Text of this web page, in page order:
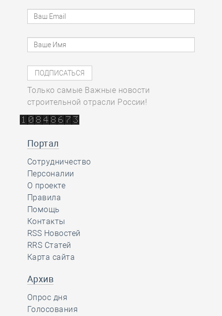
Только самые Важные новости
строительной отрасли России!
Портал
Сотрудничество
Персоналии
О проекте
Правила
Помощь
Контакты
RSS Новостей
RRS Статей
Карта сайта
Архив
Опрос дня
Голосования